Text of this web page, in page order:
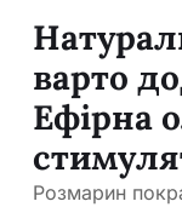
варто
Ефірна
Розмарин